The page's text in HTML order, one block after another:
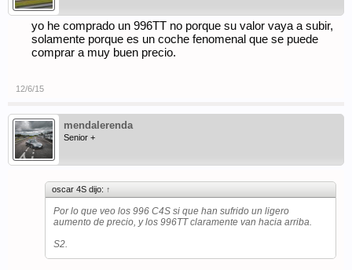
yo he comprado un 996TT no porque su valor vaya a subir,
solamente porque es un coche fenomenal que se puede
comprar a muy buen precio.
12/6/15
mendalerenda
Senior +
oscar 4S dijo: ↑
Por lo que veo los 996 C4S si que han sufrido un ligero
aumento de precio, y los 996TT claramente van hacia arriba.
S2.